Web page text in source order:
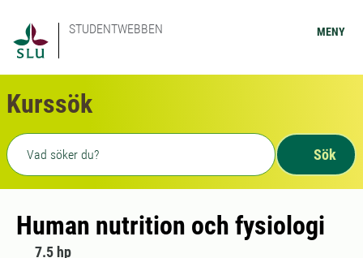
STUDENTWEBBEN MENY
Kurssök
Fritext sökning
Sök
Human nutrition och fysiologi
7.5 hp